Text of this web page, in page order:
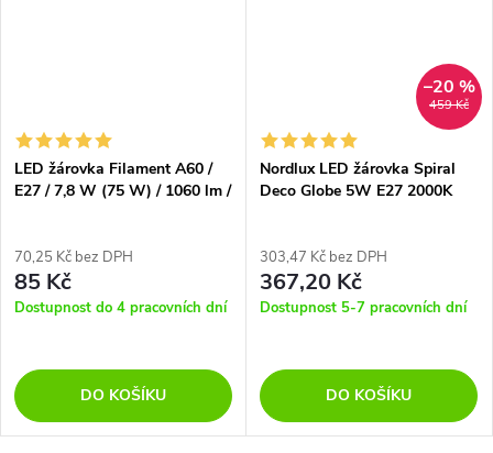
LED žárovka Filament A60 /
E27 / 7,8 W (75 W) / 1060 lm /
70,25 Kč bez DPH
85 Kč
Dostupnost do 4 pracovních dní
DO KOŠÍKU
459 Kč
–20 %
Nordlux LED žárovka Spiral
Deco Globe 5W E27 2000K
303,47 Kč bez DPH
367,20 Kč
Dostupnost 5-7 pracovních dní
DO KOŠÍKU